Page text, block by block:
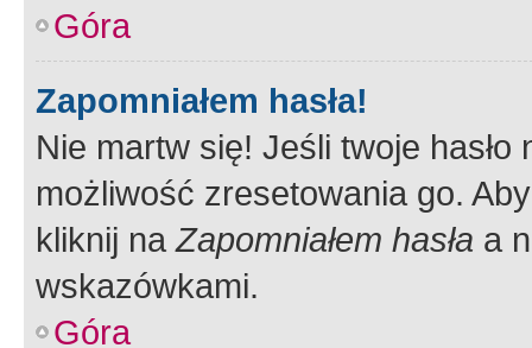
Góra
Zapomniałem hasła!
Nie martw się! Jeśli twoje
możliwość zresetowania go.
kliknij naZapomniałem hasła a
wskazówkami.
Góra